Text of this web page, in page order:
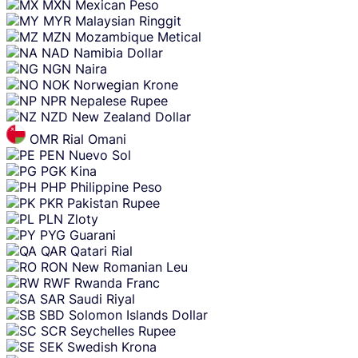
MXN Mexican Peso
MYR Malaysian Ringgit
MZN Mozambique Metical
NAD Namibia Dollar
NGN Naira
NOK Norwegian Krone
NPR Nepalese Rupee
NZD New Zealand Dollar
OMR Rial Omani
PEN Nuevo Sol
PGK Kina
PHP Philippine Peso
PKR Pakistan Rupee
PLN Zloty
PYG Guarani
QAR Qatari Rial
RON New Romanian Leu
RWF Rwanda Franc
SAR Saudi Riyal
SBD Solomon Islands Dollar
SCR Seychelles Rupee
SEK Swedish Krona